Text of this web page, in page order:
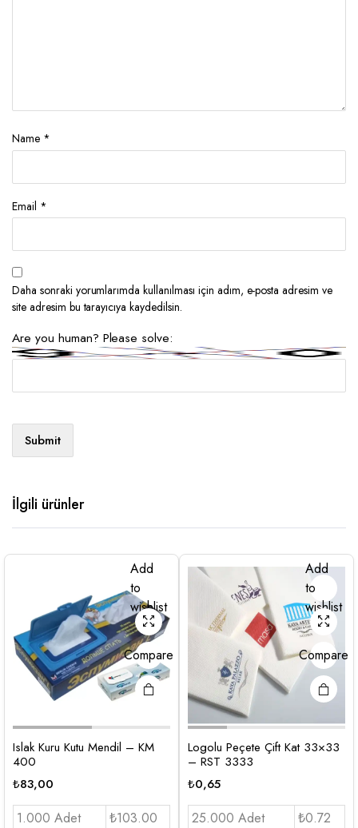
Name *
Email *
Daha sonraki yorumlarımda kullanılması için adım, e-posta adresim ve
site adresim bu tarayıcıya kaydedilsin.
Are you human? Please solve:
İlgili ürünler
Add
to
wishlist
Compare
Islak Kuru Kutu Mendil – KM
400
₺83,00
1.000 Adet
₺103.00
Add
to
wishlist
Compare
Logolu Peçete Çift Kat 33×33
– RST 3333
₺0,65
25.000 Adet
₺0.72